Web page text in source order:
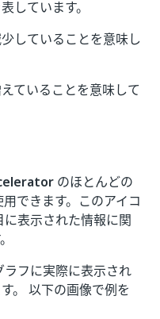
しています。
していることを意味し
ていることを意味して
のほとんどの
できます。このアイコ
表示された情報に関
フに実際に表示され
。 以下の画像で例を